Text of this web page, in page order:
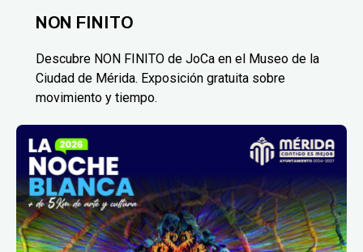
NON FINITO
Descubre NON FINITO de JoCa en el Museo de la
Ciudad de Mérida. Exposición gratuita sobre
movimiento y tiempo.